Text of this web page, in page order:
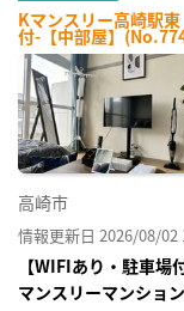
Kマンスリー高崎駅
付-【中部屋】
高崎市
情報更新日 2026/08/02
【WIFIあり・駐車
マンスリーマンション